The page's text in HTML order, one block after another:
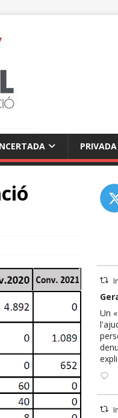
PRIVADA
Avata
r
Un